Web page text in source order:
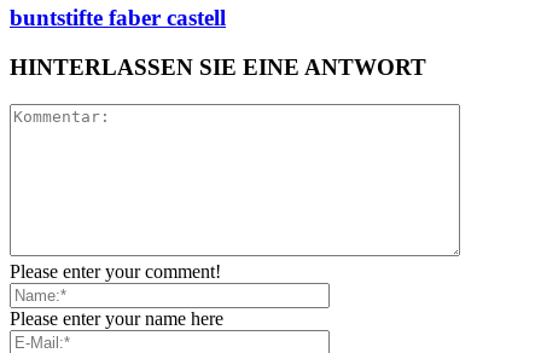
buntstifte faber castell
HINTERLASSEN SIE EINE ANTWORT
Please enter your comment!
Please enter your name here